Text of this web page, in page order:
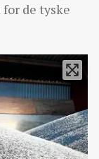
de tyske